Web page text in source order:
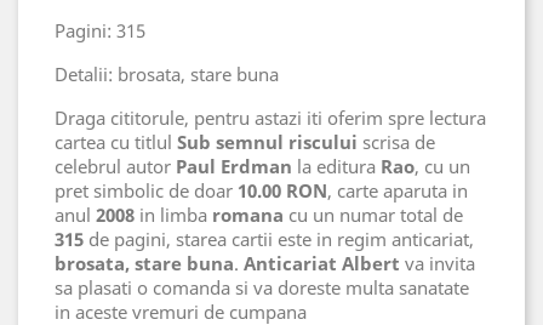
Pagini: 315
Detalii: brosata, stare buna
Draga cititorule, pentru astazi iti oferim spre lectura
cartea cu titlul Sub semnul riscului scrisa de
celebrul autor Paul Erdman la editura Rao, cu un
pret simbolic de doar 10.00 RON, carte aparuta in
anul 2008 in limba romana cu un numar total de
315 de pagini, starea cartii este in regim anticariat,
brosata, stare buna. Anticariat Albert va invita
sa plasati o comanda si va doreste multa sanatate
in aceste vremuri de cumpana